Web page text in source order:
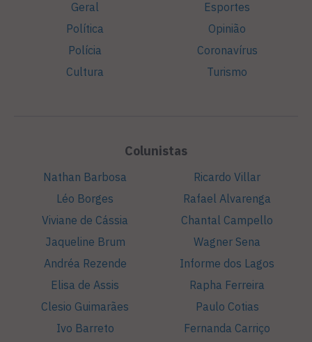
Geral
Política
Polícia
Cultura
Esportes
Opinião
Coronavírus
Turismo
Colunistas
Nathan Barbosa
Léo Borges
Viviane de Cássia
Jaqueline Brum
Andréa Rezende
Elisa de Assis
Clesio Guimarães
Ivo Barreto
Ricardo Villar
Rafael Alvarenga
Chantal Campello
Wagner Sena
Informe dos Lagos
Rapha Ferreira
Paulo Cotias
Fernanda Carriço